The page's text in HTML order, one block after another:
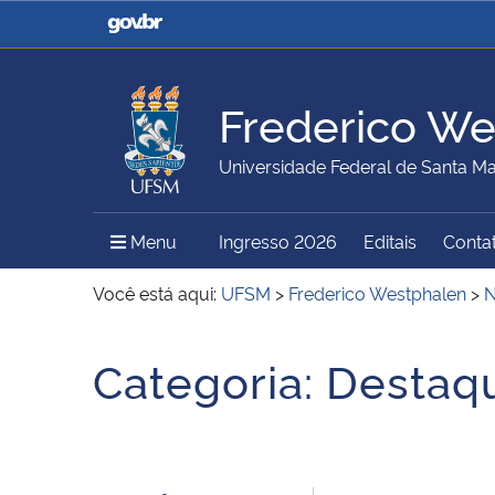
Casa Civil
Ministério da Justiça e
Ministério da Agricultura,
Pecuária e Abastecimento
Ministério da Educação
Ministério do Meio Ambiente Ministério do Turismo
Secretaria de Governo
Gabinete de Segurança
Frederico
Universidade Federal de Santa
Menu Menu Principal do Sítio
Ingresso 2026 Editais
Você está aqui: UFSM > Frederico Westphalen >
Categoria: